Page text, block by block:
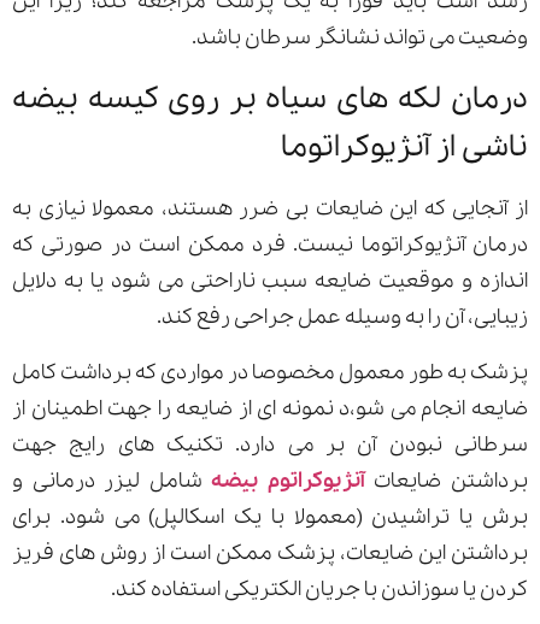
وضعیت می تواند نشانگر سرطان باشد.
درمان لکه های سیاه بر روی کیسه بیضه
ناشی از آنژیوکراتوما
از آنجایی که این ضایعات بی ضرر هستند، معمولا نیازی به
درمان آنژیوکراتوما نیست. فرد ممکن است در صورتی که
اندازه و موقعیت ضایعه سبب ناراحتی می شود یا به دلایل
زیبایی، آن را به وسیله عمل جراحی رفع کند.
پزشک به طور معمول مخصوصا در مواردی که برداشت کامل
ضایعه انجام می شو،د نمونه ای از ضایعه را جهت اطمینان از
سرطانی نبودن آن بر می دارد. تکنیک های رایج جهت
برداشتن ضایعاتآنژیوکراتوم بیضهشامل لیزر درمانی و
برش یا تراشیدن (معمولا با یک اسکالپل) می شود. برای
برداشتن این ضایعات، پزشک ممکن است از روش های فریز
کردن یا سوزاندن با جریان الکتریکی استفاده کند.